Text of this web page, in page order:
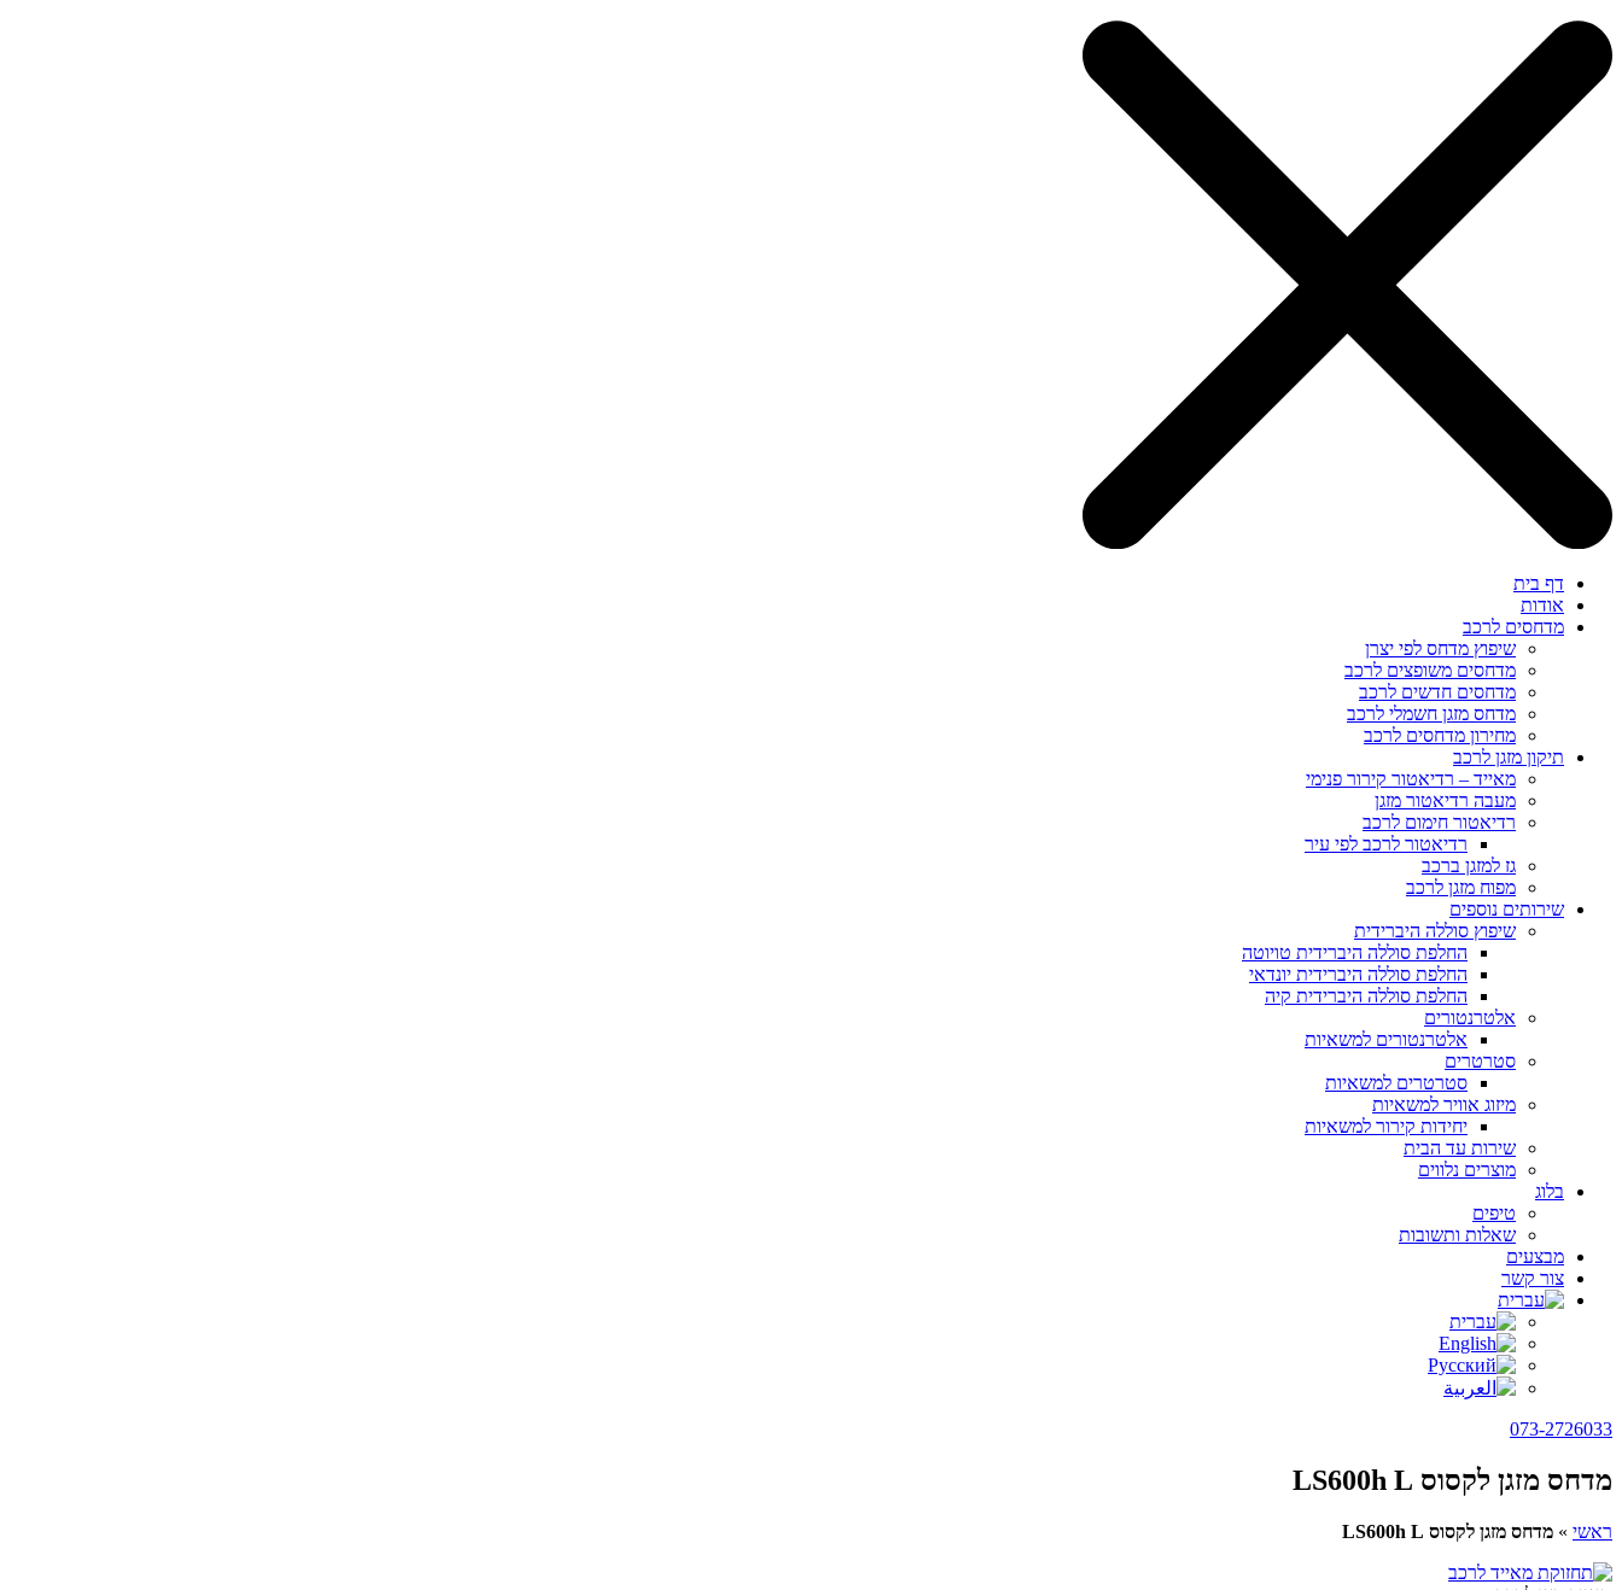
דף בית
אודות
מדחסים לרכב
שיפוץ מדחס לפי יצרן
מדחסים משופצים לרכב
מדחסים חדשים לרכב
מדחס מזגן חשמלי לרכב
מחירון מדחסים לרכב
תיקון מזגן לרכב
מאייד – רדיאטור קירור פנימי
מעבה רדיאטור מזגן
רדיאטור חימום לרכב
רדיאטור לרכב לפי עיר
גז למזגן ברכב
מפוח מזגן לרכב
שירותים נוספים
שיפוץ סוללה היברידית
החלפת סוללה היברידית טויוטה
החלפת סוללה היברידית יונדאי
החלפת סוללה היברידית קיה
אלטרנטורים
אלטרנטורים למשאיות
סטרטרים
סטרטרים למשאיות
מיזוג אוויר למשאיות
יחידות קירור למשאיות
שירות עד הבית
מוצרים נלווים
בלוג
טיפים
שאלות ותשובות
מבצעים
צור קשר
073-2726033
מדחס מזגן לקסוס LS600h L
ראשי » מדחס מזגן לקסוס LS600h L